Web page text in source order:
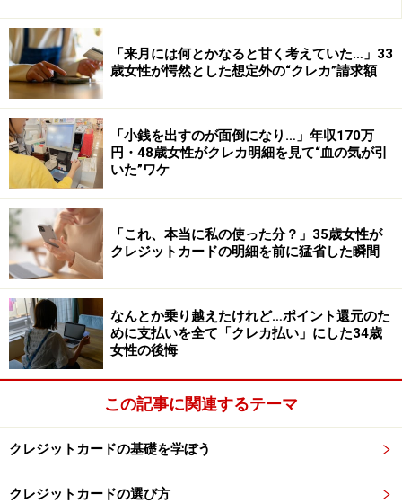
「来月には何とかなると甘く考えていた…」33
歳女性が愕然とした想定外の“クレカ”請求額
「小銭を出すのが面倒になり…」年収170万
円・48歳女性がクレカ明細を見て“血の気が引
いた”ワケ
「これ、本当に私の使った分？」35歳女性が
クレジットカードの明細を前に猛省した瞬間
なんとか乗り越えたけれど…ポイント還元のた
めに支払いを全て「クレカ払い」にした34歳
女性の後悔
この記事に関連するテーマ
クレジットカードの基礎を学ぼう
クレジットカードの選び方